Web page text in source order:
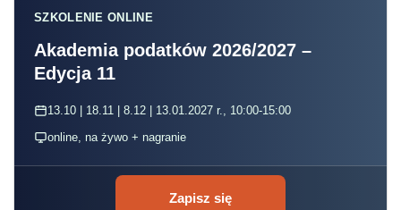
SZKOLENIE ONLINE
Akademia podatków 2026/2027 –
Edycja 11
13.10 | 18.11 | 8.12 | 13.01.2027 r., 10:00-15:00
online, na żywo + nagranie
Zapisz się